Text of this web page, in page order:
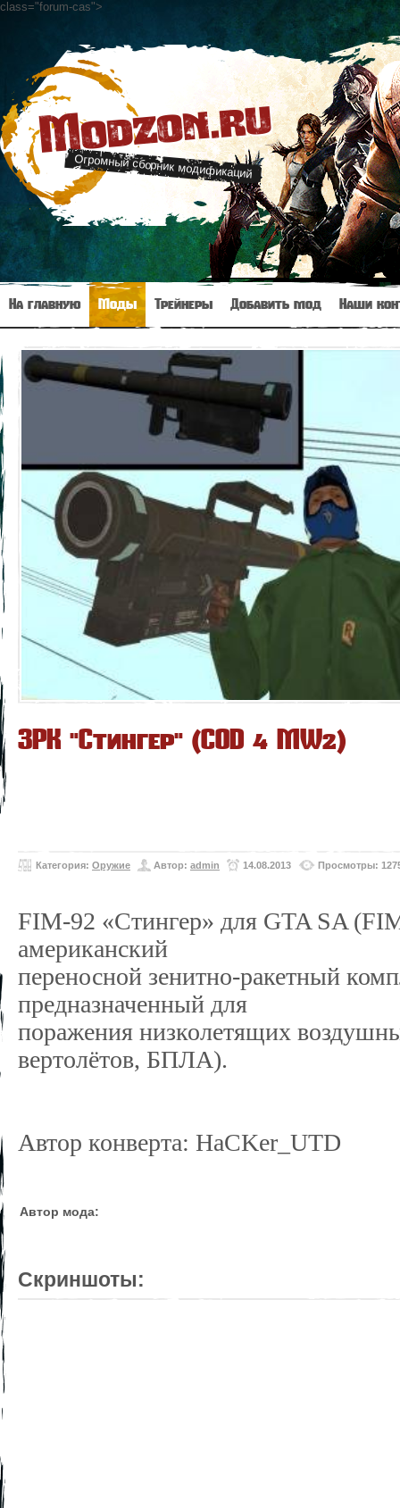
class="forum-cas">
Modzon.ru
Огромный сборник модификаций
На главную Моды Трейнеры Добавить мод Наши
ЗРК "Стингер" (COD 4 MW2)
Категория: Оружие Автор: admin 14.08.2013 Просмотры:
FIM-92 «Стингер» для GTA SA
американский
переносной зенитно-ракетный
предназначенный для
поражения низколетящих
вертолётов, БПЛА).
Автор конверта: HaCKer_UTD
Автор мода:
Скриншоты: